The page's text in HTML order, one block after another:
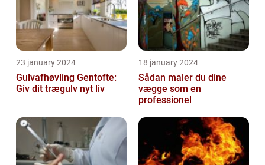
23 january 2024
Gulvafhøvling Gentofte:
Giv dit trægulv nyt liv
18 january 2024
Sådan maler du dine
vægge som en
professionel